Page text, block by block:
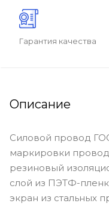
Гарантия качества
Описание
Силовой провод
маркировки
резиновый
слой из ПЭТФ-
экран из стальных